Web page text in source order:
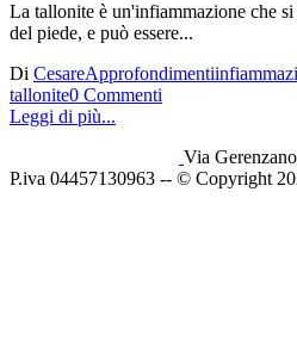
La tallonite è un'infiammazione che
del piede, e può essere...
Di CesareApprofondimenti
tallonite0 Commenti
Leggi di più...
Via
P.iva 04457130963 -- © Copyright